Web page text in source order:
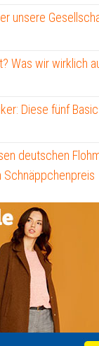
unsere
Was wir wirklich
Diese fünf
deutschen